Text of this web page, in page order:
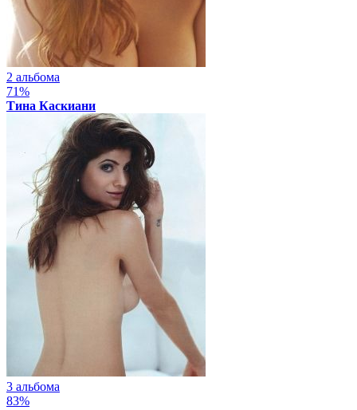
2 альбома
71%
Тина Каскиани
3 альбома
83%